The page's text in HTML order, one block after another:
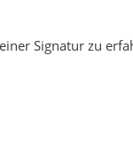
Signatur zu